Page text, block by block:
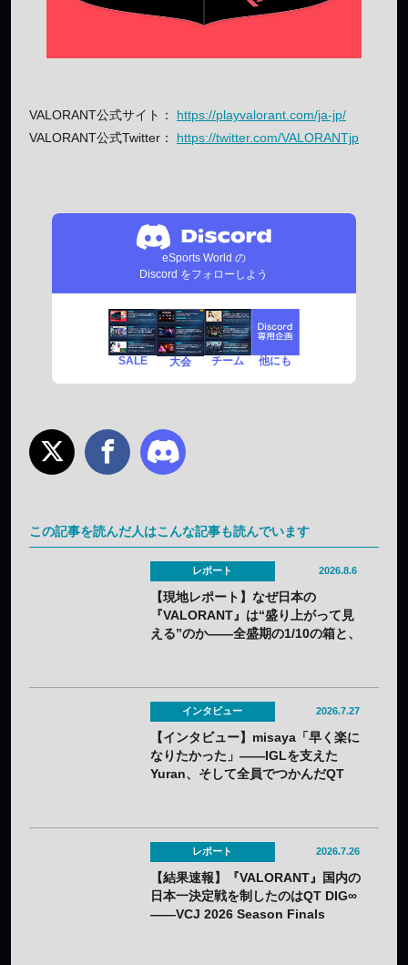
VALORANT公式サイト： https://playvalorant.com/ja-jp/
VALORANT公式Twitter： https://twitter.com/VALORANTjp
eSports World の
Discord をフォローしよう
SALE 大会 チーム 他にも
この記事を読んだ人はこんな記事も読んでいます
レポート 2026.8.6
【現地レポート】なぜ日本の
『VALORANT』は“盛り上がって見
える”のか——全盛期の1/10の箱と、
インタビュー 2026.7.27
【インタビュー】misaya「早く楽に
なりたかった」——IGLを支えた
Yuran、そして全員でつかんだQT
レポート 2026.7.26
【結果速報】『VALORANT』国内の
日本一決定戦を制したのはQT DIG∞
——VCJ 2026 Season Finals